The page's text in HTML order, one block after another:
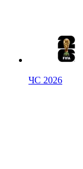
ЧС 2026